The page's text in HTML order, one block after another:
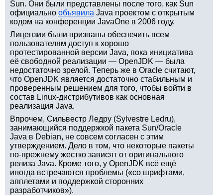
Sun. Они были представлены после того, как Sun
официально объявила Java проектом с открытым
кодом на конференции JavaOne в 2006 году.
Лицензии были призваны обеспечить всем
пользователям доступ к хорошо
протестированной версии Java, пока инициатива
её свободной реализации — OpenJDK — была
недостаточно зрелой. Теперь же в Oracle считают,
что OpenJDK является достаточно стабильным и
проверенным решением для того, чтобы войти в
состав Linux-дистрибутивов как основная
реализация Java.
Впрочем, Сильвестр Ледру (Sylvestre Ledru),
занимающийся поддержкой пакета Sun/Oracle
Java в Debian, не совсем согласен с этим
утверждением. Дело в том, что некоторые пакеты
по-прежнему жестко зависят от оригинального
релиза Java. Кроме того, у OpenJDK всё ещё
иногда встречаются проблемы («со шрифтами,
апплетами и поддержкой сторонних
разработчиков»).